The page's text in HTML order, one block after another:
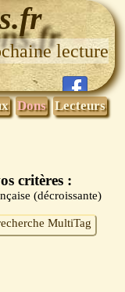
lecture
Dons Lecteurs
critères :
(décroissante)
MultiTag